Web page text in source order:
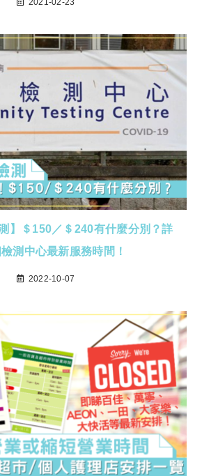
2021-02-23
】＄150／＄240有什麼分別？詳
測中心最新服務時間！
2022-10-07